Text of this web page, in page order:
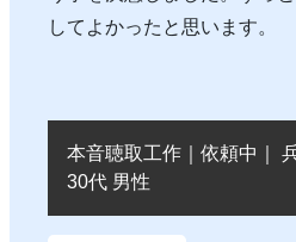
してよかったと思います。
本音聴取工作｜依頼中｜
30代 男性